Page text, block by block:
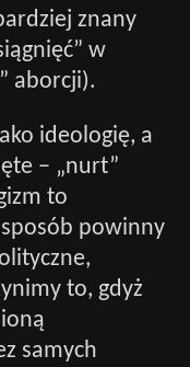
znany
w
aborcji).
ideologię, a
– „nurt”
to
powinny
to, gdyż
samych